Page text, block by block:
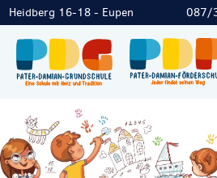
Heidberg 16-18 - Eupen 087/